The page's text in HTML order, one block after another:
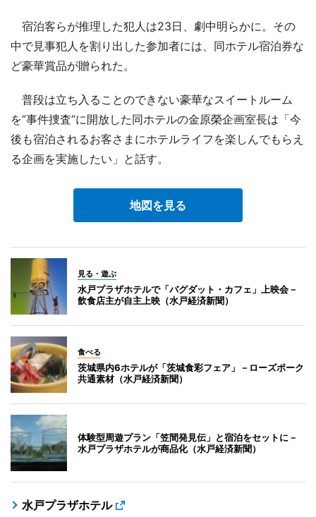
宿泊客らが推理した犯人は23日、劇中明らかに。その
中で見事犯人を割り出した参加者には、同ホテル宿泊券な
ど豪華賞品が贈られた。
普段は立ち入ることのできない豪華なスイートルーム
を”事件捜査”に開放した同ホテルの金原榮企画室長は「今
後も宿泊されるお客さまにホテルライフを楽しんでもらえ
る企画を実施したい」と話す。
地図を見る
見る・遊ぶ
水戸プラザホテルで「バグダット・カフェ」上映会－
飲食店主が自主上映（水戸経済新聞）
食べる
茨城県内6ホテルが「茨城食彩フェア」－ローズポーク
共通素材（水戸経済新聞）
体験型周遊プラン「笠間発見伝」と宿泊をセットに－
水戸プラザホテルが商品化（水戸経済新聞）
水戸プラザホテル